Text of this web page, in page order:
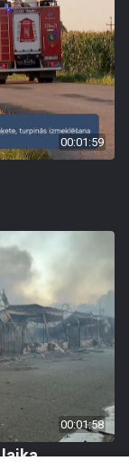
00:01:59
00:01:58